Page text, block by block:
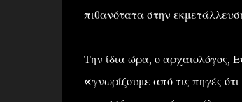
πιθανότατα στην
Την ίδια ώρα, ο αρχαιολόγος,
«γνωρίζουμε από τις πηγές